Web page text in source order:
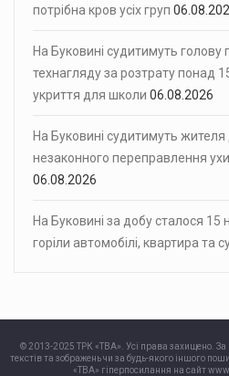
потрібна кров усіх груп
На Буковині судитимуть
технагляду за розтрату понад
укриття для школи 06.08.2026
На Буковині судитимуть жителя
незаконного переправлення
06.08.2026
На Буковині за добу сталося 15
горіли автомобілі, квартира та
© 2013-2025 ТРК «ТВА». Усі права захищено. За
текстів та зображень чи за будь-якого іншого
«ТВА» гіперпосилання на сайт